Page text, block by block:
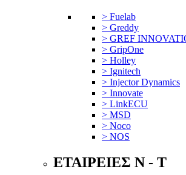
> Fuelab
> Greddy
> GREF
> GripOne
> Holley
> Ignitech
> Injector Dynamics
> Innovate
> LinkECU
> MSD
> Noco
> NOS
ΕΤΑΙΡΕΙΕΣ N - T